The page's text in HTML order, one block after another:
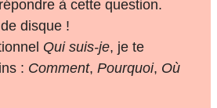
à cette question.
disque !
Qui suis-je, je te
: Comment, Pourquoi, Où